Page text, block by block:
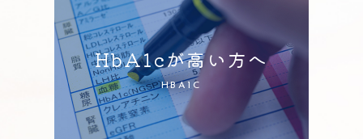
HbA1cが高い方へ
HBA1C